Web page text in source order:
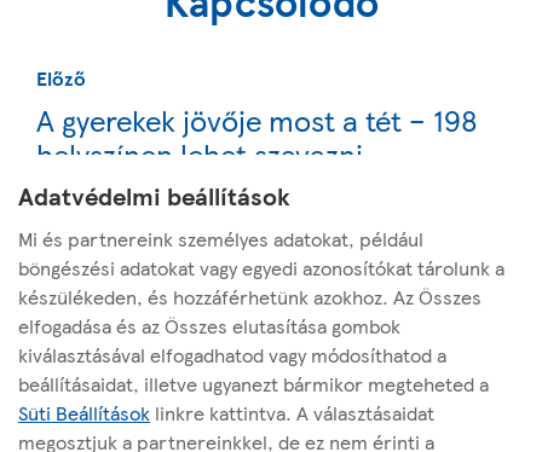
Előző
A gyerekek jövője most a tét – 198
helyszínen lehet szavazni
Következő
Visszautasíthatatlan ajánlatott tett
a Tesco a nyugdíjasoknak
Adatvédelmi beállítások
Mi és partnereink személyes adatokat, például
böngészési adatokat vagy egyedi azonosítókat tárolunk a
készülékeden, és hozzáférhetünk azokhoz. Az Összes
elfogadása és az Összes elutasítása gombok
kiválasztásával elfogadhatod vagy módosíthatod a
beállításaidat, illetve ugyanezt bármikor megteheted a
Süti Beállítások linkre kattintva. A választásaidat
megosztjuk a partnereinkkel, de ez nem érinti a